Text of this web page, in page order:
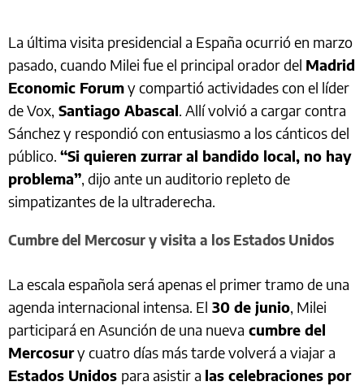
La última visita presidencial a España ocurrió en marzo
pasado, cuando Milei fue el principal orador del Madrid
Economic Forumy compartió actividades con el líder
de Vox, Santiago Abascal. Allí volvió a cargar contra
Sánchez y respondió con entusiasmo a los cánticos del
público. “Si quieren zurrar al bandido local, no hay
problema”, dijo ante un auditorio repleto de
simpatizantes de la ultraderecha.
Cumbre del Mercosur y visita a los Estados Unidos
La escala española será apenas el primer tramo de una
agenda internacional intensa. El 30 de junio, Milei
participará en Asunción de una nueva cumbre del
Mercosury cuatro días más tarde volverá a viajar a
Estados Unidos para asistir a las celebraciones por